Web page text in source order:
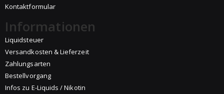
Kontaktformular
Informationen
Liquidsteuer
Versandkosten & Lieferzeit
Zahlungsarten
Bestellvorgang
Infos zu E-Liquids / Nikotin